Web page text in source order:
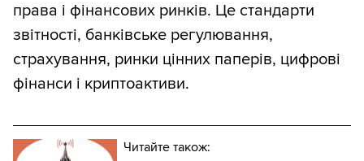
права і фінансових ринків. Це стандарти
звітності, банківське регулювання,
страхування, ринки цінних паперів, цифрові
фінанси і криптоактиви.
Читайте також: